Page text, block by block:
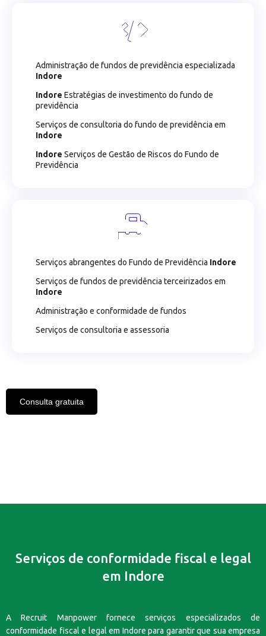
Administração de fundos de previdência especializada
Indore
Indore Estratégias de investimento do fundo de
previdência
Serviços de consultoria do fundo de previdência em
Indore
Indore Serviços de Gestão de Riscos do Fundo de
Previdência
Serviços abrangentes do Fundo de Previdência Indore
Serviços de fundos de previdência terceirizados em
Indore
Administração e conformidade de fundos
Serviços de consultoria e assessoria
Consulta gratuita
Serviços de conformidade fiscal e legal
em Indore
A Recruit Manpower fornece serviços especializados de
conformidade fiscal e legal em Indore para garantir que sua empresa